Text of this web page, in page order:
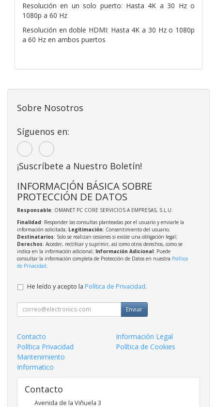
Resolución en un solo puerto: Hasta 4K a 30 Hz o
1080p a 60 Hz
Resolución en doble HDMI: Hasta 4K a 30 Hz o 1080p
a 60 Hz en ambos puertos
Sobre Nosotros
Síguenos en:
¡Suscríbete a Nuestro Boletín!
INFORMACIÓN BÁSICA SOBRE
PROTECCIÓN DE DATOS
Responsable: OMANET PC CORE SERVICIOS A EMPRESAS, S.L.U.
Finalidad: Responder las consultas planteadas por el usuario y enviarle la
información solicitada; Legitimación: Consentimiento del usuario;
Destinatarios: Solo se realizan cesiones si existe una obligación legal;
Derechos: Acceder, rectificar y suprimir, así como otros derechos, como se
indica en la información adicional; Información Adicional: Puede
consultar la información completa de Protección de Datos en nuestra Política
de Privacidad
He leído y acepto la Política de Privacidad.
Enviar
Contacto
Información Legal
Política Privacidad
Política de Cookies
Mantenimiento
Informatico
Contacto
Avenida de la Viñuela 3